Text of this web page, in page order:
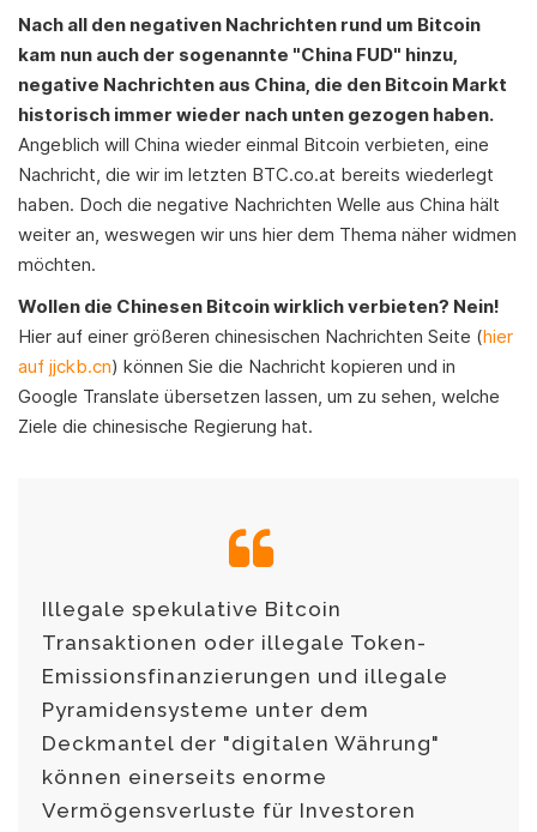
Nach all den negativen Nachrichten rund um Bitcoin
kam nun auch der sogenannte "China FUD" hinzu,
negative Nachrichten aus China, die den Bitcoin Markt
historisch immer wieder nach unten gezogen haben.
Angeblich will China wieder einmal Bitcoin verbieten, eine
Nachricht, die wir im letzten BTC.co.at bereits wiederlegt
haben. Doch die negative Nachrichten Welle aus China hält
weiter an, weswegen wir uns hier dem Thema näher widmen
möchten.
Wollen die Chinesen Bitcoin wirklich verbieten? Nein!
Hier auf einer größeren chinesischen Nachrichten Seite (hier
auf jjckb.cn) können Sie die Nachricht kopieren und in
Google Translate übersetzen lassen, um zu sehen, welche
Ziele die chinesische Regierung hat.
Illegale spekulative Bitcoin
Transaktionen oder illegale Token-
Emissionsfinanzierungen und illegale
Pyramidensysteme unter dem
Deckmantel der "digitalen Währung"
können einerseits enorme
Vermögensverluste für Investoren